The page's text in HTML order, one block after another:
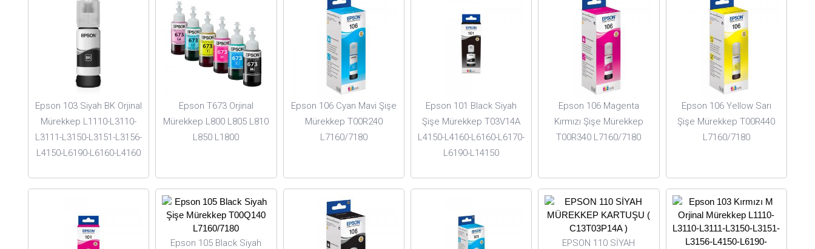
Epson 103 Siyah BK Orjinal
Mürekkep L1110-L3110-
L3111-L3150-L3151-L3156-
L4150-L6190-L6160-L4160
Epson T673 Orjinal
Mürekkep L800 L805 L810
L850 L1800
Epson 106 Cyan Mavi Şişe
Mürekkep T00R240
L7160/7180
Epson 101 Black Siyah
Şişe Mürekkep T03V14A
L4150-L4160-L6160-L6170-
L6190-L14150
Epson 106 Magenta
Kırmızı Şişe Mürekkep
T00R340 L7160/7180
Epson 106 Yellow Sarı
Şişe Mürekkep T00R440
L7160/7180
Epson 105 Black Siyah
EPSON 110 SİYAH